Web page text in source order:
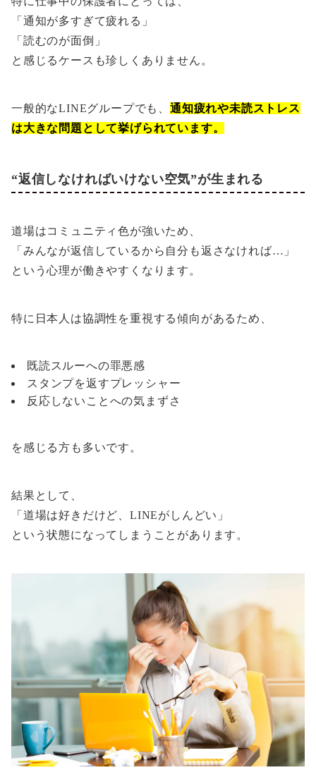
「通知が多すぎて疲れる」
「読むのが面倒」
と感じるケースも珍しくありません。
一般的なLINEグループでも、 通知疲れや未読ストレス
は大きな問題として挙げられています。
“返信しなければいけない空気”が生まれる
道場はコミュニティ色が強いため、
「みんなが返信しているから自分も返さなければ…」
という心理が働きやすくなります。
特に日本人は協調性を重視する傾向があるため、
既読スルーへの罪悪感
スタンプを返すプレッシャー
反応しないことへの気まずさ
を感じる方も多いです。
結果として、
「道場は好きだけど、LINEがしんどい」
という状態になってしまうことがあります。